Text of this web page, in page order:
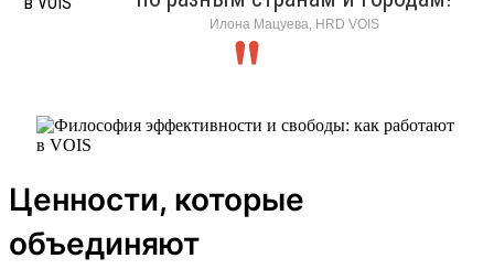
Илона Мацуева, HRD VOIS
Ценности, которые
объединяют